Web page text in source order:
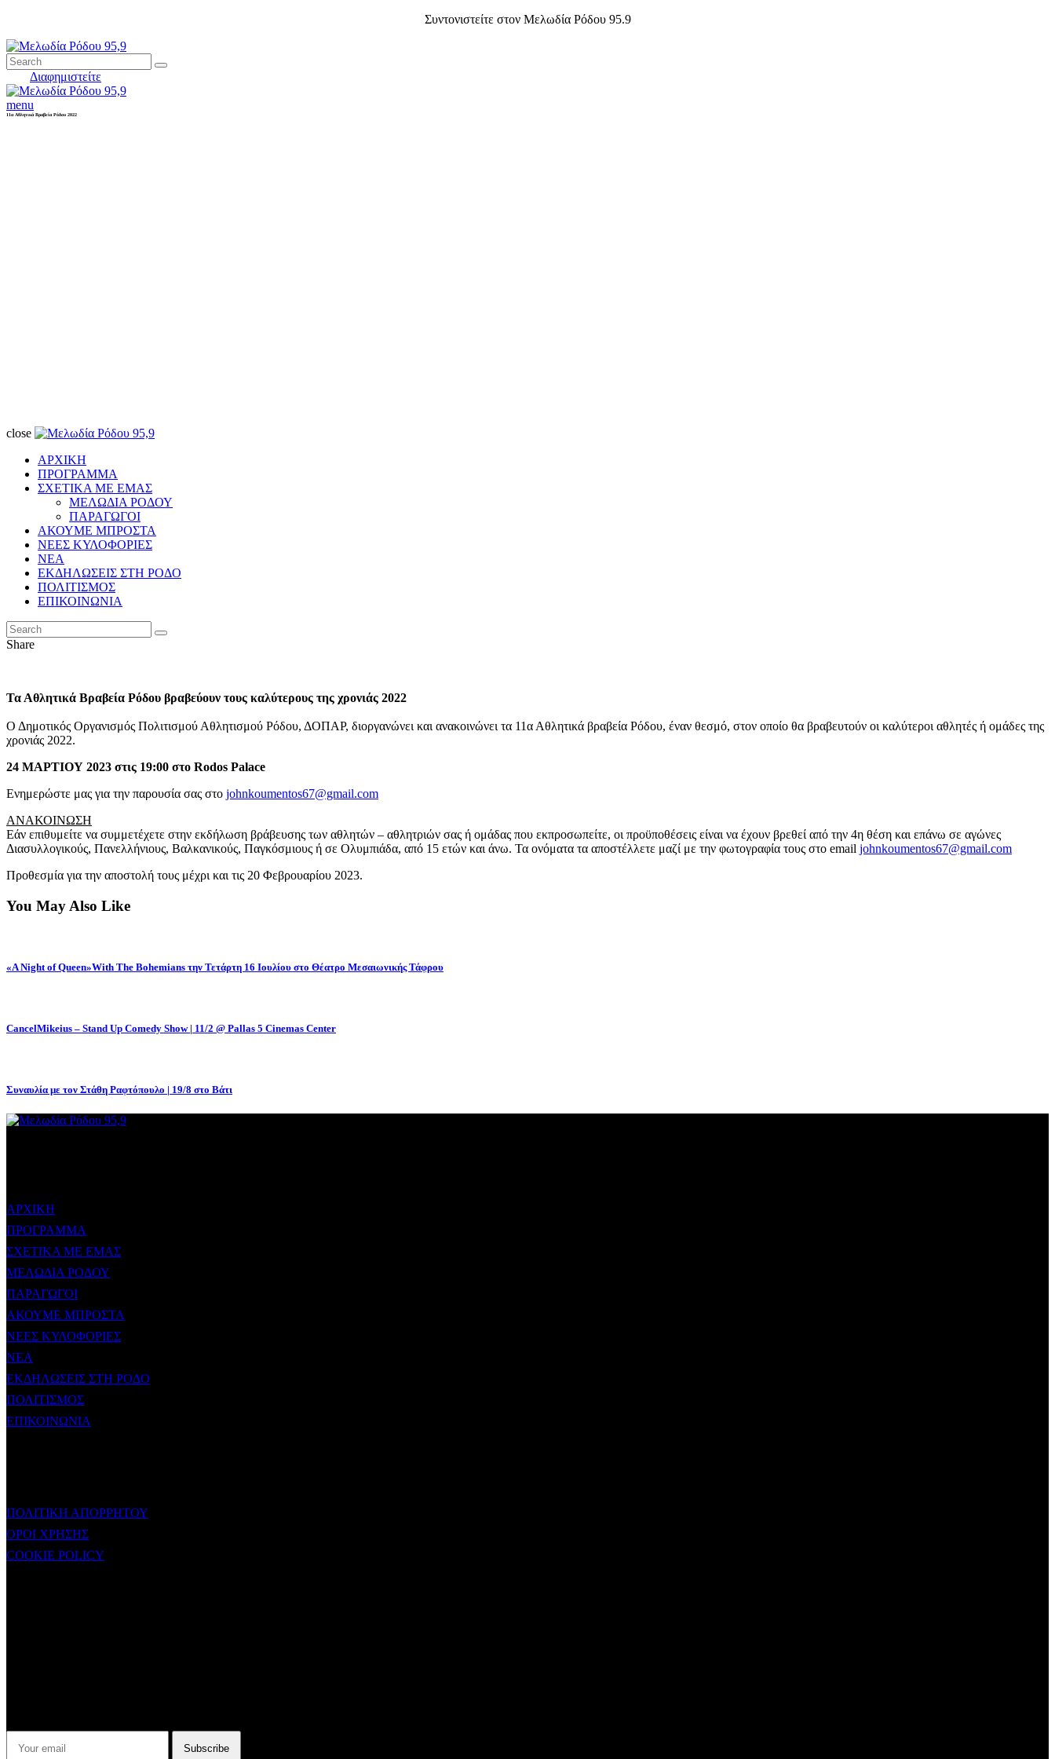
Συντονιστείτε στον Μελωδία Ρόδου 95.9
Διαφημιστείτε
menu
11α Αθλητικά Βραβεία Ρόδου 2022
close
ΑΡΧΙΚΗ
ΠΡΟΓΡΑΜΜΑ
ΣΧΕΤΙΚΑ ΜΕ ΕΜΑΣ
ΜΕΛΩΔΙΑ ΡΟΔΟΥ
ΠΑΡΑΓΩΓΟΙ
ΑΚΟΥΜΕ ΜΠΡΟΣΤΑ
ΝΕΕΣ ΚΥΛΟΦΟΡΙΕΣ
ΝΕΑ
ΕΚΔΗΛΩΣΕΙΣ ΣΤΗ ΡΟΔΟ
ΠΟΛΙΤΙΣΜΟΣ
ΕΠΙΚΟΙΝΩΝΙΑ
Share
Τα Αθλητικά Βραβεία Ρόδου βραβεύουν τους καλύτερους της χρονιάς 2022
Ο Δημοτικός Οργανισμός Πολιτισμού Αθλητισμού Ρόδου, ΔΟΠΑΡ, διοργανώνει και ανακοινώνει τα 11α Αθλητικά βραβεία Ρόδου, έναν θεσμό, στον οποίο θα βραβευτούν οι καλύτεροι αθλητές ή ομάδες της
χρονιάς 2022.
24 ΜΑΡΤΙΟΥ 2023 στις 19:00 στο Rodos Palace
Ενημερώστε μας για την παρουσία σας στο johnkoumentos67@gmail.com
ΑΝΑΚΟΙΝΩΣΗ
Εάν επιθυμείτε να συμμετέχετε στην εκδήλωση βράβευσης των αθλητών – αθλητριών σας ή ομάδας που εκπροσωπείτε, οι προϋποθέσεις είναι να έχουν βρεθεί από την 4η θέση και επάνω σε αγώνες
Διασυλλογικούς, Πανελλήνιους, Βαλκανικούς, Παγκόσμιους ή σε Ολυμπιάδα, από 15 ετών και άνω. Τα ονόματα τα αποστέλλετε μαζί με την φωτογραφία τους στο email johnkoumentos67@gmail.com
Προθεσμία για την αποστολή τους μέχρι και τις 20 Φεβρουαρίου 2023.
You May Also Like
«A Night of Queen»With The Bohemians την Τετάρτη 16 Ιουλίου στο Θέατρο Μεσαιωνικής Τάφρου
CancelMikeius – Stand Up Comedy Show | 11/2 @ Pallas 5 Cinemas Center
Συναυλία με τον Στάθη Ραφτόπουλο | 19/8 στο Βάτι
ΑΡΧΙΚΗ
ΠΡΟΓΡΑΜΜΑ
ΣΧΕΤΙΚΑ ΜΕ ΕΜΑΣ
ΜΕΛΩΔΙΑ ΡΟΔΟΥ
ΠΑΡΑΓΩΓΟΙ
ΑΚΟΥΜΕ ΜΠΡΟΣΤΑ
ΝΕΕΣ ΚΥΛΟΦΟΡΙΕΣ
ΝΕΑ
ΕΚΔΗΛΩΣΕΙΣ ΣΤΗ ΡΟΔΟ
ΠΟΛΙΤΙΣΜΟΣ
ΕΠΙΚΟΙΝΩΝΙΑ
ΠΟΛΙΤΙΚΗ ΑΠΟΡΡΗΤΟΥ
ΟΡΟΙ ΧΡΗΣΗΣ
COOKIE POLICY